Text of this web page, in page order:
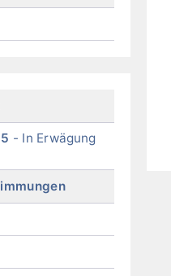
In Erwägung